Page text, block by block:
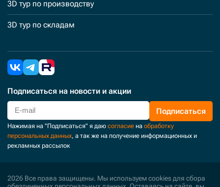
3D тур по производству
3D тур по складам
Подписаться на новости и акции
Подписаться
Нажимая на "Подписаться" я даю согласие на обработку
персональных данных, а так же на получение информационных и
рекламных рассылок
2026 Все права защищены. Мы используем cookies для сбора